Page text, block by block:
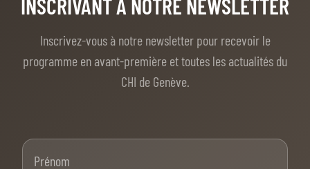
INSCRIVANT À NOTRE NEWSLETTER
Inscrivez-vous à notre newsletter pour recevoir le
programme en avant-première et toutes les actualités du
CHI de Genève.